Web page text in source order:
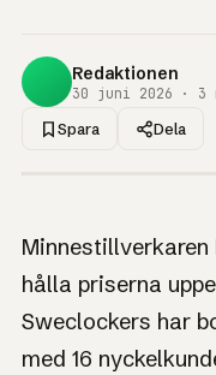
Redaktionen
30 juni 2026 · 3
Spara Dela
Micron
år med
Avtalen gäller
hålla priserna
Sweclockers har
med 16